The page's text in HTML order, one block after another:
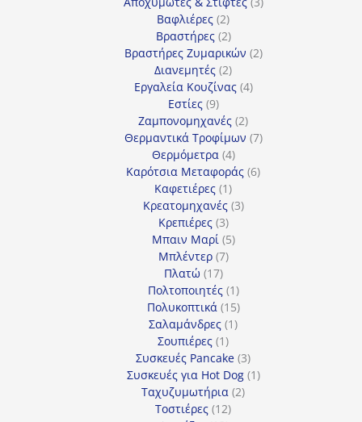
Βαφλιέρες 22
προϊόντα
Βραστήρες 22
προϊόντα
Βραστήρες Ζυμαρικών 22
Διανεμητές 22
προϊόντα
Εργαλεία Κουζίνας 44
Εστίες 99
προϊόντα
Ζαμπονομηχανές 22
προϊόντα
Θερμαντικά Τροφίμων 77
Θερμόμετρα 44
προϊόντα
Καρότσια Μεταφοράς 66
Καφετιέρες 11
προϊόν
Κρεατομηχανές 33
Κρεπιέρες 33
προϊόντα
Μπαιν Μαρί 55
Μπλέντερ 77
Πλατώ 1717
προϊόντα
Πολτοποιητές 11
προϊόν
Πολυκοπτικά 1515
προϊόντα
Σαλαμάνδρες 11
Σουπιέρες 11
προϊόν
Συσκευές Pancake 33
προϊόντα
Συσκευές για Hot Dog 11
Ταχυζυμωτήρια 22
Τοστιέρες 1212